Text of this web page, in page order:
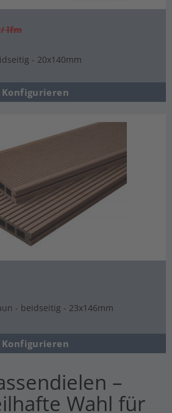
/ lfm
- 20x140mm
Konfigurieren
- beidseitig - 23x146mm
Konfigurieren
–
Wahl für